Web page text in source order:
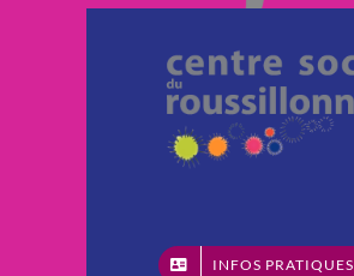
INFOS PRATIQUES